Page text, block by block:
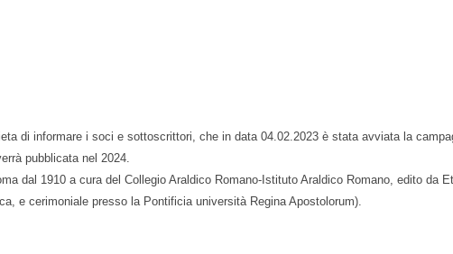
di informare i soci e sottoscrittori, che in data 04.02.2023 è stata avviata la
pubblicata nel 2024.
dal 1910 a cura del Collegio Araldico Romano-Istituto Araldico Romano, edito da
e cerimoniale presso la Pontificia università Regina Apostolorum).